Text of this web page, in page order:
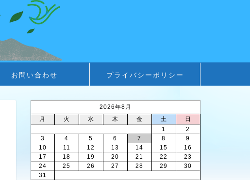
お問い合わせ プライバシーポリシー
2026年8月
月
火 水 木 金 土
日
1
2
3
4 5 6 7 8
9
10
11 12 13 14 15
16
17
18 19 20 21 22
23
24
25 26 27 28 29
30
31